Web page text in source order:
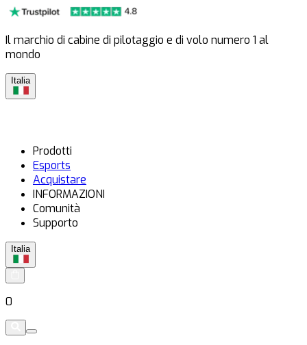
Il marchio di cabine di pilotaggio e di volo numero 1 al
mondo
Italia
Prodotti
Esports
Acquistare
INFORMAZIONI
Comunità
Supporto
Italia
0